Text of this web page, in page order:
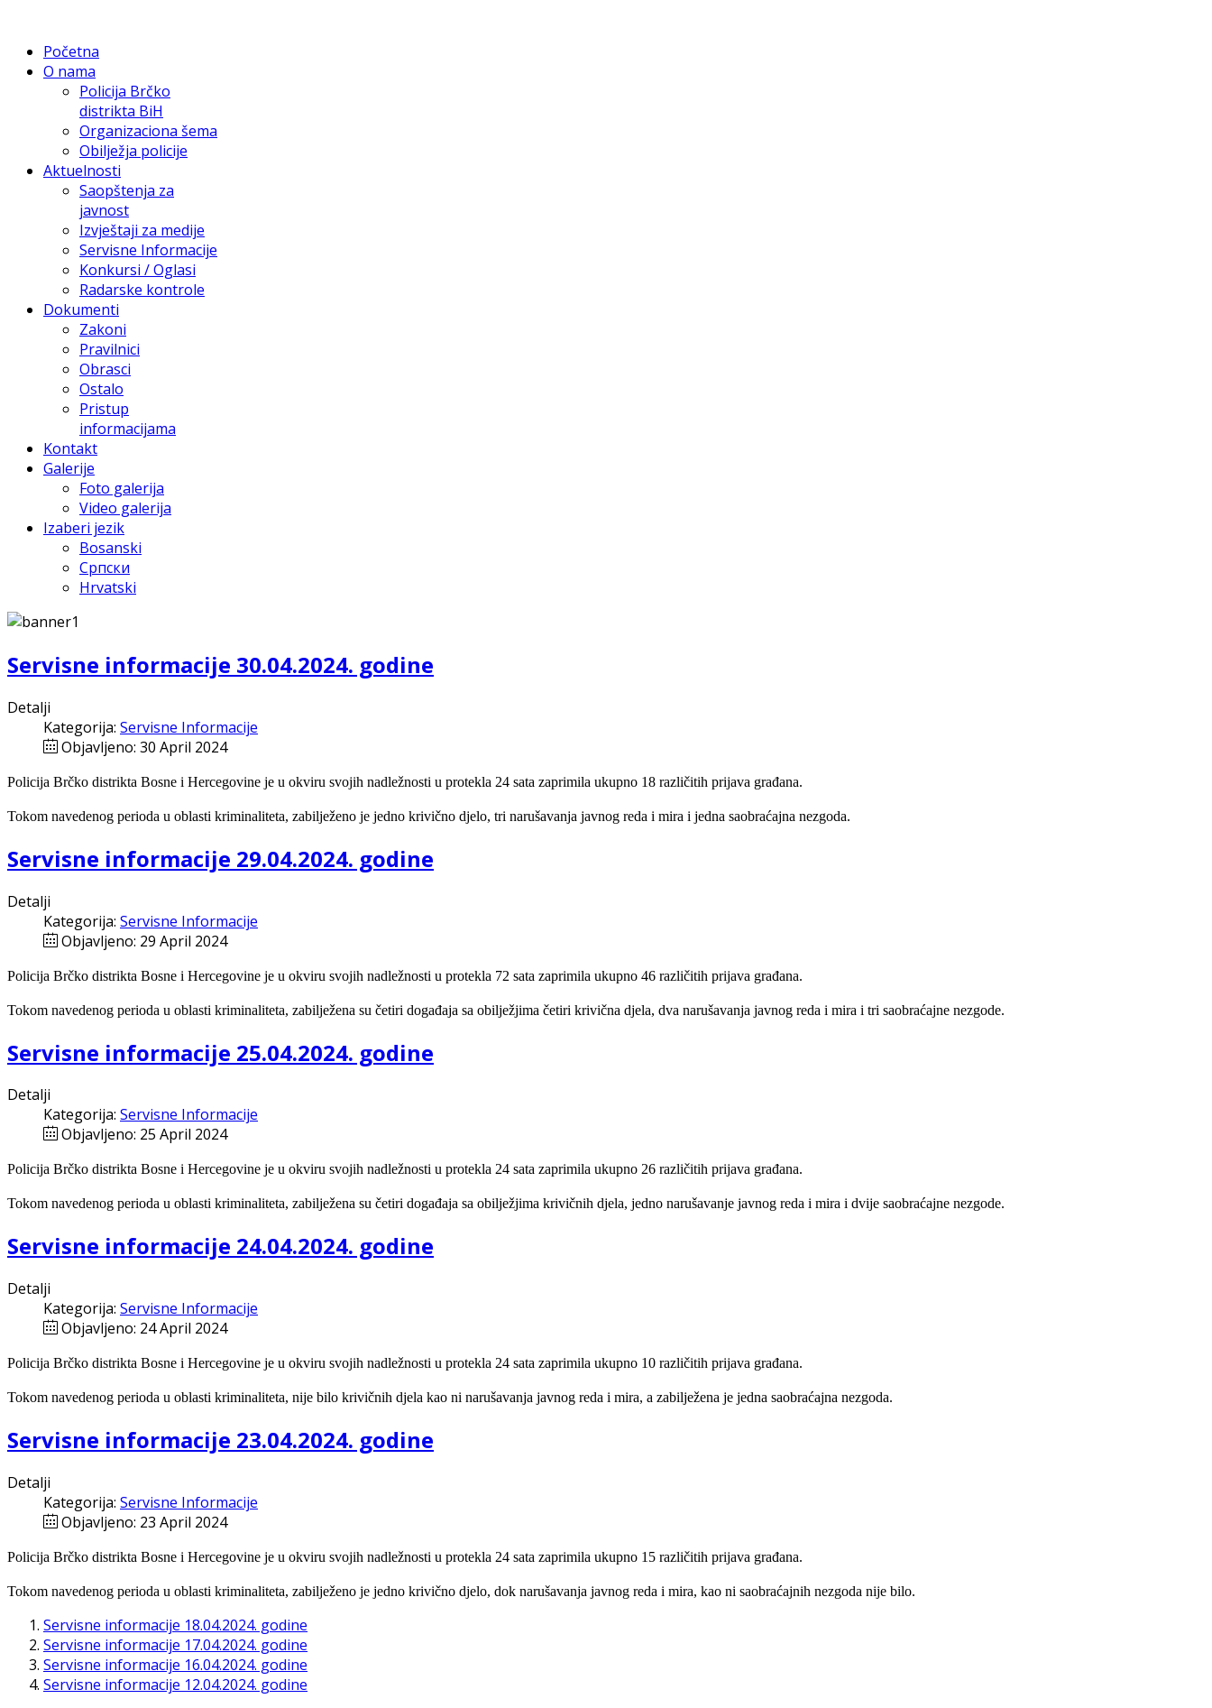
Početna
O nama
Policija Brčko
distrikta BiH
Organizaciona šema
Obilježja policije
Aktuelnosti
Saopštenja za
javnost
Izvještaji za medije
Servisne Informacije
Konkursi / Oglasi
Radarske kontrole
Dokumenti
Zakoni
Pravilnici
Obrasci
Ostalo
Pristup
informacijama
Kontakt
Galerije
Foto galerija
Video galerija
Izaberi jezik
Bosanski
Српски
Hrvatski
Servisne informacije 30.04.2024. godine
Detalji
Kategorija: Servisne Informacije
Objavljeno: 30 April 2024
Policija Brčko distrikta Bosne i Hercegovine je u okviru svojih nadležnosti u protekla 24 sata zaprimila ukupno 18 različitih prijava građana.
Tokom navedenog perioda u oblasti kriminaliteta, zabilježeno je jedno krivično djelo, tri narušavanja javnog reda i mira i jedna saobraćajna nezgoda.
Servisne informacije 29.04.2024. godine
Detalji
Kategorija: Servisne Informacije
Objavljeno: 29 April 2024
Policija Brčko distrikta Bosne i Hercegovine je u okviru svojih nadležnosti u protekla 72 sata zaprimila ukupno 46 različitih prijava građana.
Tokom navedenog perioda u oblasti kriminaliteta, zabilježena su četiri događaja sa obilježjima četiri krivična djela, dva narušavanja javnog reda i mira i tri saobraćajne nezgode.
Servisne informacije 25.04.2024. godine
Detalji
Kategorija: Servisne Informacije
Objavljeno: 25 April 2024
Policija Brčko distrikta Bosne i Hercegovine je u okviru svojih nadležnosti u protekla 24 sata zaprimila ukupno 26 različitih prijava građana.
Tokom navedenog perioda u oblasti kriminaliteta, zabilježena su četiri događaja sa obilježjima krivičnih djela, jedno narušavanje javnog reda i mira i dvije saobraćajne nezgode.
Servisne informacije 24.04.2024. godine
Detalji
Kategorija: Servisne Informacije
Objavljeno: 24 April 2024
Policija Brčko distrikta Bosne i Hercegovine je u okviru svojih nadležnosti u protekla 24 sata zaprimila ukupno 10 različitih prijava građana.
Tokom navedenog perioda u oblasti kriminaliteta, nije bilo krivičnih djela kao ni narušavanja javnog reda i mira, a zabilježena je jedna saobraćajna nezgoda.
Servisne informacije 23.04.2024. godine
Detalji
Kategorija: Servisne Informacije
Objavljeno: 23 April 2024
Policija Brčko distrikta Bosne i Hercegovine je u okviru svojih nadležnosti u protekla 24 sata zaprimila ukupno 15 različitih prijava građana.
Tokom navedenog perioda u oblasti kriminaliteta, zabilježeno je jedno krivično djelo, dok narušavanja javnog reda i mira, kao ni saobraćajnih nezgoda nije bilo.
Servisne informacije 18.04.2024. godine
Servisne informacije 17.04.2024. godine
Servisne informacije 16.04.2024. godine
Servisne informacije 12.04.2024. godine